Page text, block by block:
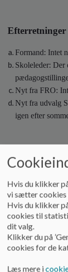
Efterretninger
Formand: Intet
Skoleleder:
Nyt fra FRO:
Nyt fra udvalg
igen efter
17.20 – 17.30
Punkter:
Emne:
Hvis du klikker
vi sætter
Hvis du klikker
cookies til
dit valg.
Klikker du på
cookies for de
Læs mere i